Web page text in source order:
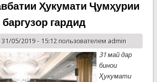
Ҳукумати Ҷумҳурии
гардид
05/2019 - 15:12 пользователем admin
31 май дар
бинои
Ҳукумати